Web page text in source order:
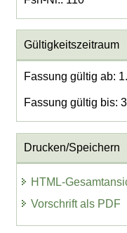
Gültigkeitszeitraum
Fassung gültig ab:
Fassung gültig bis:
Drucken/Speichern
HTML-
Vorschrift als PDF